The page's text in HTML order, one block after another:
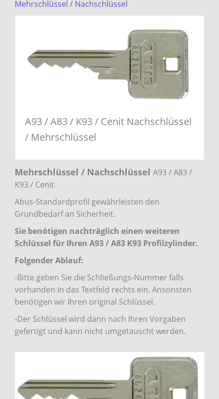
Mehrschlüssel / Nachschlüssel
A93 / A83 / K93 / Cenit Nachschlüssel
/ Mehrschlüssel
Mehrschlüssel / Nachschlüssel A93 / A83 /
K93 / Cenit
Abus-Standardprofil gewährleisten den
Grundbedarf an Sicherheit.
Sie benötigen nachträglich einen weiteren
Schlüssel für Ihren A93 / A83 K93 Profilzylinder.
Folgender Ablauf:
-Bitte geben Sie die Schließungs-Nummer falls
vorhanden in das Textfeld rechts ein. Ansonsten
benötigen wir Ihren original Schlüssel.
-Der Schlüssel wird dann nach Ihren Vorgaben
gefertigt und kann nicht umgetauscht werden.